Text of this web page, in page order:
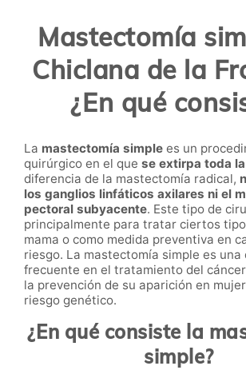
Mastectomía
Chiclana de la
¿En qué
La mastectomía simple es un
quirúrgico en el que se extirpa toda
diferencia de la mastectomía radical,
los ganglios linfáticos axilares ni el
pectoral subyacente. Este tipo de
principalmente para tratar ciertos
mama o como medida preventiva en
riesgo. La mastectomía simple es una
frecuente en el tratamiento del
la prevención de su aparición en
riesgo genético.
¿En qué consiste la
simple?